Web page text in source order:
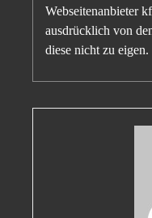
Webseitenanbieter
ausdrücklich von
diese nicht zu eigen.